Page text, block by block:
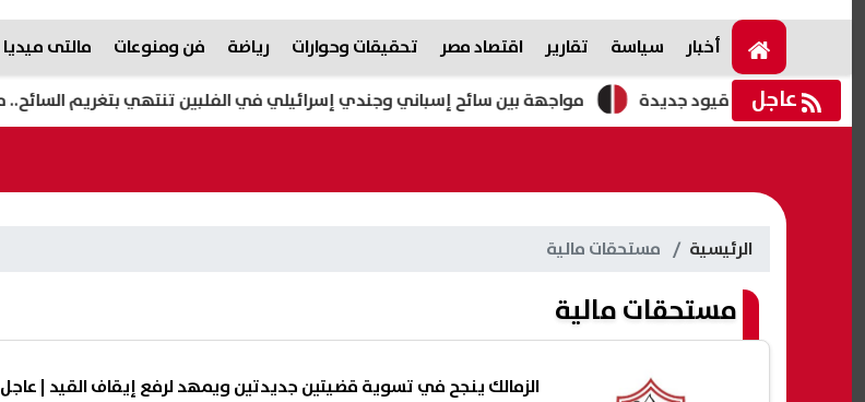
أخبار سياسة تقارير اقتصاد مصر تحقيقات وحوارات رياضة فن ومنوعات مالتى ميديا
عاجل مواجهة بين سائح إسباني وجندي إسرائيلي في الفلبين تنتهي بتغريم السائح.. ما القصة؟ فرض قيود جديدة
الرئيسية مستحقات مالية
مستحقات مالية
الزمالك ينجح في تسوية قضيتين جديدتين ويمهد لرفع إيقاف القيد | عاجل